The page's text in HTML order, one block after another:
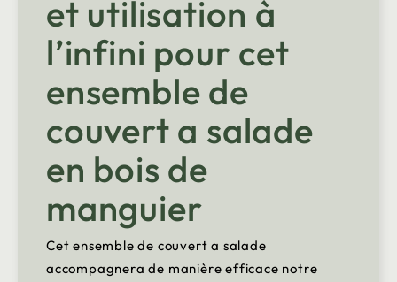
et utilisation à
l’infini pour cet
ensemble de
couvert a salade
en bois de
manguier
Cet ensemble de couvert a salade
accompagnera de manière efficace notre